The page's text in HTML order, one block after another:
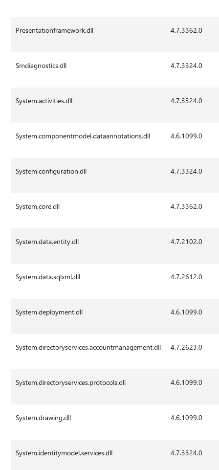
Presentationframework.dll 4.7.3362.0
Smdiagnostics.dll 4.7.3324.0
System.activities.dll 4.7.3324.0
System.componentmodel.dataannotations.dll 4.6.1099.0
System.configuration.dll 4.7.3324.0
System.core.dll 4.7.3362.0
System.data.entity.dll 4.7.2102.0
System.data.sqlxml.dll 4.7.2612.0
System.deployment.dll 4.6.1099.0
System.directoryservices.accountmanagement.dll 4.7.2623.0
System.directoryservices.protocols.dll 4.6.1099.0
System.drawing.dll 4.6.1099.0
System.identitymodel.services.dll 4.7.3324.0